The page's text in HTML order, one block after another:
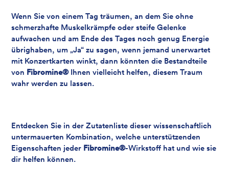
Wenn Sie von einem Tag träumen, an dem Sie ohne
schmerzhafte Muskelkrämpfe oder steife Gelenke
aufwachen und am Ende des Tages noch genug Energie
übrighaben, um „Ja“ zu sagen, wenn jemand unerwartet
mit Konzertkarten winkt, dann könnten die Bestandteile
von Fibromine®Ihnen vielleicht helfen, diesem Traum
wahr werden zu lassen.
Entdecken Sie in der Zutatenliste dieser wissenschaftlich
untermauerten Kombination, welche unterstützenden
Eigenschaften jeder Fibromine®-Wirkstoff hat und wie sie
dir helfen können.